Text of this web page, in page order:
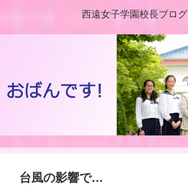
西遠女子学園校長ブログ
台風の影響で…